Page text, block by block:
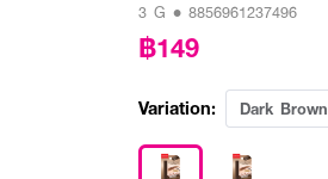
3 G • 8856961237496
฿149
Variation: Dark Brown